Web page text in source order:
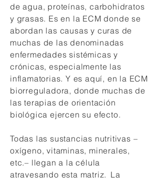
de agua, proteínas, carbohidratos
y grasas. Es en la ECM donde se
abordan las causas y curas de
muchas de las denominadas
enfermedades sistémicas y
crónicas, especialmente las
inflamatorias. Y es aquí, en la ECM
biorreguladora, donde muchas de
las terapias de orientación
biológica ejercen su efecto.
Todas las sustancias nutritivas –
oxígeno, vitaminas, minerales,
etc.– llegan a la célula
atravesando esta matriz. La